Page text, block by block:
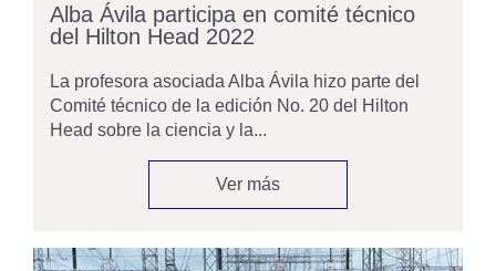
Alba Ávila participa en comité técnico
del Hilton Head 2022
La profesora asociada Alba Ávila hizo parte del
Comité técnico de la edición No. 20 del Hilton
Head sobre la ciencia y la...
Ver más